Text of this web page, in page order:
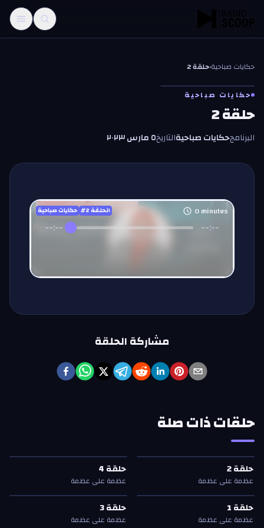
حكايات صباحية‹حلقة 2
حكايات صباحية
حلقة 2
البرنامجحكايات صباحيةالتاريخ٥ مارس ٢٠٢٣
حكايات صباحية #الحلقة2 0minutes
--:-- --:--
مشاركة الحلقة
حلقات ذات صلة
حلقة2
—عظمة على عظمة حلقة 2 حلقة2
عظمة على عظمة
حلقة4
—عظمة على عظمة حلقة 4 حلقة4
عظمة على عظمة
حلقة1
—عظمة على عظمة حلقة 1 حلقة1
عظمة على عظمة
حلقة3
—عظمة على عظمة حلقة 3 حلقة3
عظمة على عظمة